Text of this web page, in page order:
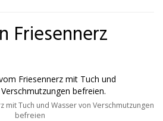
Friesennerz
mit Tuch und Wasser von Verschmutzungen
befreien